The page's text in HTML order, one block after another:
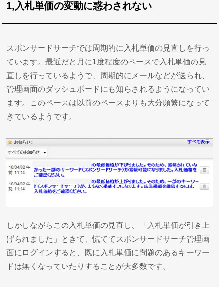
1,入札単価の変動に惑わされない
スポンサードサーチでは周期的に入札単価の見直しを行っ
ています。最近だと月に1度程度のペースで入札単価の見
直しを行っているようで、周期的にメールなどが送られ、
管理画面のダッシュボードにも知らされるようになってい
ます。このペースは以前のペースよりも大分頻繁になって
きているようです。
しかしながらこの入札単価の見直し、「入札単価が引き上
げられました」ときて、慌ててスポンサードサーチ管理画
面にログインすると、既に入札単価に問題のあるキーワー
ドは無くなっていたりすることが大多数です。